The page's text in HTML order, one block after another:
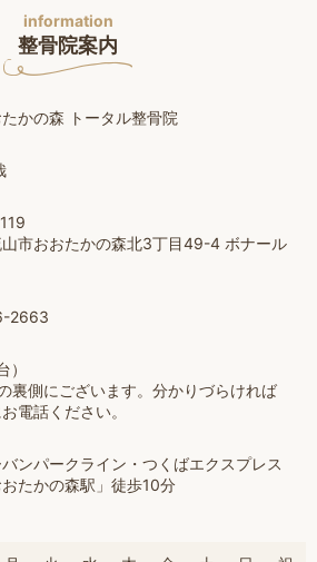
information
整骨院案内
かの森 トータル整骨院
市おおたかの森北3丁目49-4 ボナール
2663
）
裏側にございます。分かりづらければ
電話ください。
ンパークライン・つくばエクスプレス
おたかの森駅」徒歩10分